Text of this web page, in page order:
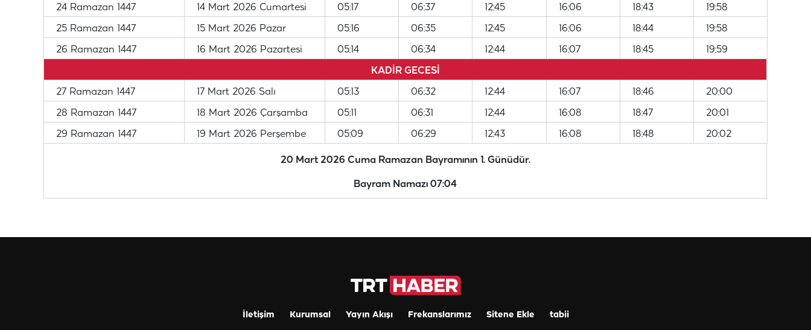
24 Ramazan 1447 14 Mart 2026 Cumartesi 05:17 06:37 12:45 16:06 18:43 19:58
25 Ramazan 1447 15 Mart 2026 Pazar 05:16 06:35 12:45 16:06 18:44 19:58
26 Ramazan 1447 16 Mart 2026 Pazartesi 05:14 06:34 12:44 16:07 18:45 19:59
KADİR GECESİ
27 Ramazan 1447 17 Mart 2026 Salı 05:13 06:32 12:44 16:07 18:46 20:00
28 Ramazan 1447 18 Mart 2026 Çarşamba 05:11 06:31 12:44 16:08 18:47 20:01
29 Ramazan 1447 19 Mart 2026 Perşembe 05:09 06:29 12:43 16:08 18:48 20:02
20 Mart 2026 Cuma Ramazan Bayramının 1. Günüdür.
Bayram Namazı 07:04
İletişim Kurumsal Yayın Akışı Frekanslarımız Sitene Ekle tabii